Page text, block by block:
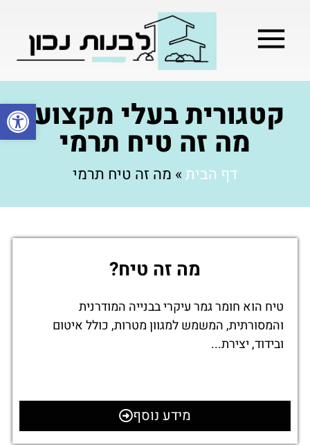
פתחקטגורית בעלי מקצוע:
מה זה טיח תרמי
דף הבית» מה זה טיח תרמי
מה זה טיח?
טיח הוא חומר גמר עיקרי בבנייה המודרנית
והמסורתית, המשמש למגוון מטרות, כולל איטום
ובידוד, יצירת...
מידע נוסף